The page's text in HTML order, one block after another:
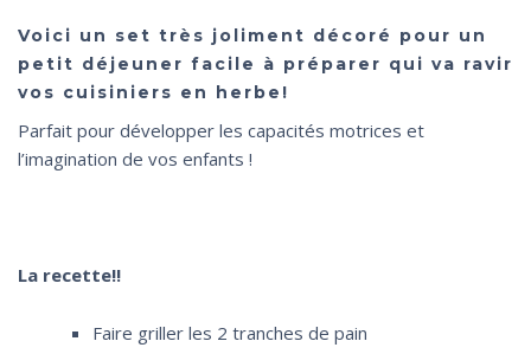
Voici un set très joliment décoré pour un
petit déjeuner facile à préparer qui va ravir
vos cuisiniers en herbe!
Parfait pour développer les capacités motrices et
l’imagination de vos enfants !
La recette!!
Faire griller les 2 tranches de pain